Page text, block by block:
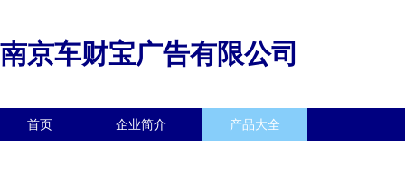
南京车财宝广告有限公司
首页 企业简介 产品大全